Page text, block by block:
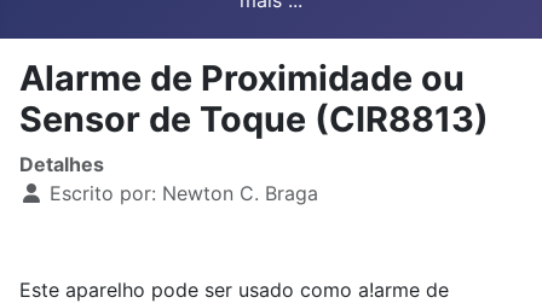
Alarme de Proximidade ou
Sensor de Toque (CIR8813)
Detalhes
Escrito por: Newton C. Braga
Este aparelho pode ser usado como a!arme de